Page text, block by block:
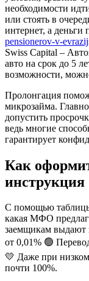
необходимости
или стоять в
интернет, а деньги
pensionerov-v-
Swiss Capital –
авто на срок до 5
возможности,
Пролонгация
микрозайма.
допустить
ведь многие
гарантирует
Как
инструкция
С помощью таблицы
какая МФО
заемщикам выдают
от 0,01% 🟢
💛 Даже при
почти 100%.